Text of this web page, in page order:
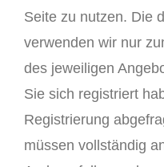
Seite zu nutzen. Die
verwenden wir nur
des jeweiligen
Sie sich registriert
Registrierung
müssen vollständig